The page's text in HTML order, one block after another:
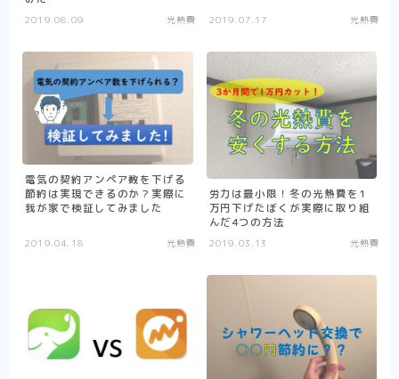
2019.08.09 光熱費 2019.07.17 光熱費
電気の契約アンペア数を下げる
節約は実現できるのか？実際に
我が家で検証してみました
2019.04.18 光熱費
労力は最小限！冬の光熱費を1
万円下げたぼくが実際に取り組
んだ4つの方法
2019.03.13 光熱費